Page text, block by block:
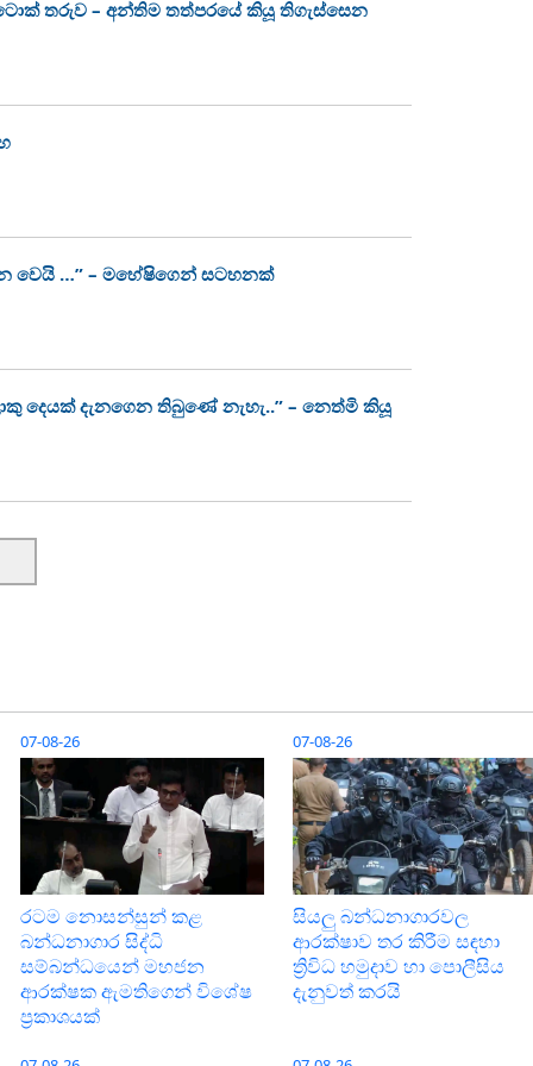
තරුව – අන්තිම තත්පරයේ කියූ තිගැස්සෙන
වෙයි …” – මහේෂිගෙන් සටහනක්
දෙයක් දැනගෙන තිබුණේ නැහැ..” – නෙත්මි කියූ
07-08-26
රටම නොසන්සුන් කළ
බන්ධනාගාර සිද්ධි
සම්බන්ධයෙන් මහජන
ආරක්ෂක ඇමතිගෙන් විශේෂ
ප්‍රකාශයක්
07-08-26
සියලු බන්ධනාගාරවල
ආරක්ෂාව තර කිරීම සඳහා
ත්‍රිවිධ හමුදාව හා පොලීසිය
දැනුවත් කරයි